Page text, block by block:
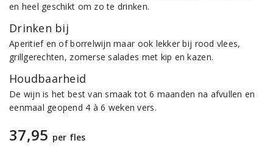
en heel geschikt om zo te drinken.
Drinken bij
Aperitief en of borrelwijn maar ook lekker bij rood vlees,
grillgerechten, zomerse salades met kip en kazen.
Houdbaarheid
De wijn is het best van smaak tot 6 maanden na afvullen en
eenmaal geopend 4 à 6 weken vers.
37,95 per fles